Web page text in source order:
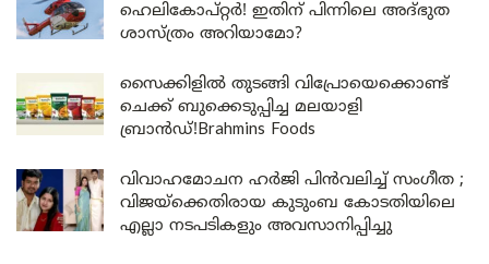
ഹെലികോപ്റ്റര്‍! ഇതിന് പിന്നിലെ അദ്ഭുത
ശാസ്ത്രം അറിയാമോ?
സൈക്കിളിൽ തുടങ്ങി വിപ്രോയെക്കൊണ്ട്
ചെക്ക് ബുക്കെടുപ്പിച്ച മലയാളി
ബ്രാൻഡ്!Brahmins Foods
വിവാഹമോചന ഹർജി പിൻവലിച്ച് സംഗീത ;
വിജയ്ക്കെതിരായ കുടുംബ കോടതിയിലെ
എല്ലാ നടപടികളും അവസാനിപ്പിച്ചു